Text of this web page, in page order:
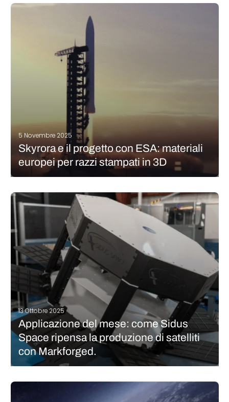
l’Università di Oxford e l’Università di Tecnologia ed Economia di
esperimenti più sorprendenti nello spazio. Si tratta delle
cosiddette soft cells, forme geometriche in…
CONTINUA A LEGGERE
5 Novembre 2025
Skyrora e il progetto con ESA: materiali
europei per razzi stampati in 3D
guidando un nuovo progetto dell’Agenzia spaziale europea
(ESA) che ha il potenziale per ridefinire la produzione di
propulsori. In collaborazione con Metalysis e Thermo-Calc
Solutions, l’azienda sta sviluppando e…
CONTINUA A LEGGERE
13 Ottobre 2025
Applicazione del mese: come Sidus
Space ripensa la produzione di satelliti
con Markforged.
che presenta molte sfide. Deve infatti soddisfare le richieste del
mercato, soprattutto in termini di prestazioni, sostenibilità, costi
e tempi di produzione. Si tratta di un pezzo che deve essere…